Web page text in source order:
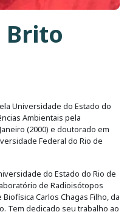
Brito
Universidade do Estado do
Ambientais pela
(2000) e doutorado em
Federal do Rio de
do Estado do Rio de
de Radioisótopos
Carlos Chagas Filho, da
Tem dedicado seu trabalho ao